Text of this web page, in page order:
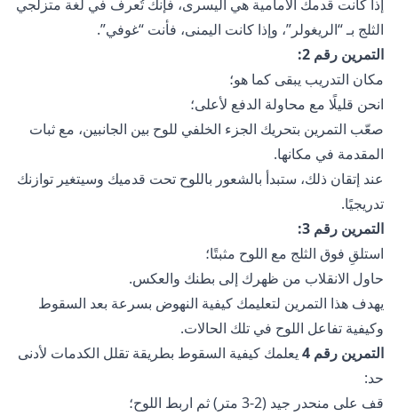
إذا كانت قدمك الأمامية هي اليسرى، فإنك تُعرف في لغة متزلجي
الثلج بـ “الريغولر”، وإذا كانت اليمنى، فأنت “غوفي”.
التمرين رقم 2:
مكان التدريب يبقى كما هو؛
انحن قليلًا مع محاولة الدفع لأعلى؛
صعّب التمرين بتحريك الجزء الخلفي للوح بين الجانبين، مع ثبات
المقدمة في مكانها.
عند إتقان ذلك، ستبدأ بالشعور باللوح تحت قدميك وسيتغير توازنك
تدريجيًا.
التمرين رقم 3:
استلقِ فوق الثلج مع اللوح مثبتًا؛
حاول الانقلاب من ظهرك إلى بطنك والعكس.
يهدف هذا التمرين لتعليمك كيفية النهوض بسرعة بعد السقوط
وكيفية تفاعل اللوح في تلك الحالات.
التمرين رقم 4
يعلمك كيفية السقوط بطريقة تقلل الكدمات لأدنى
حد:
قف على منحدر جيد (2-3 متر) ثم اربط اللوح؛